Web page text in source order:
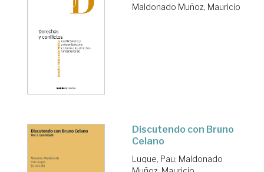
Maldonado Muñoz, Mauricio
Discutendo con Bruno
Celano
Luque, Pau; Maldonado